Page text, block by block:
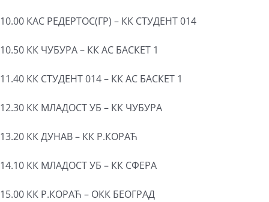
10.00 КАС РЕДЕРТОС(ГР) – КК СТУДЕНТ 014
10.50 КК ЧУБУРА – КК АС БАСКЕТ 1
11.40 КК СТУДЕНТ 014 – КК АС БАСКЕТ 1
12.30 КК МЛАДОСТ УБ – КК ЧУБУРА
13.20 КК ДУНАВ – КК Р.КОРАЋ
14.10 КК МЛАДОСТ УБ – КК СФЕРА
15.00 КК Р.КОРАЋ – ОКК БЕОГРАД